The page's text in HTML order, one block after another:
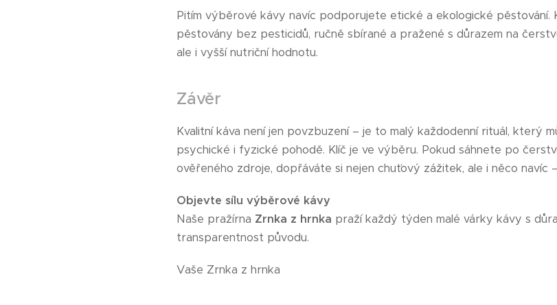
Pitím výběrové kávy navíc podporujete etické a ekologické pěstování.
pěstovány bez pesticidů, ručně sbírané a pražené s důrazem na
ale i vyšší nutriční hodnotu.
Závěr
Kvalitní káva není jen povzbuzení – je to malý každodenní rituál, který
psychické i fyzické pohodě. Klíč je ve výběru. Pokud sáhnete po
ověřeného zdroje, dopřáváte si nejen chuťový zážitek, ale i něco navíc
Objevte sílu výběrové kávy
Naše pražírna Zrnka z hrnka praží každý týden malé várky kávy s
transparentnost původu.
Vaše Zrnka z hrnka